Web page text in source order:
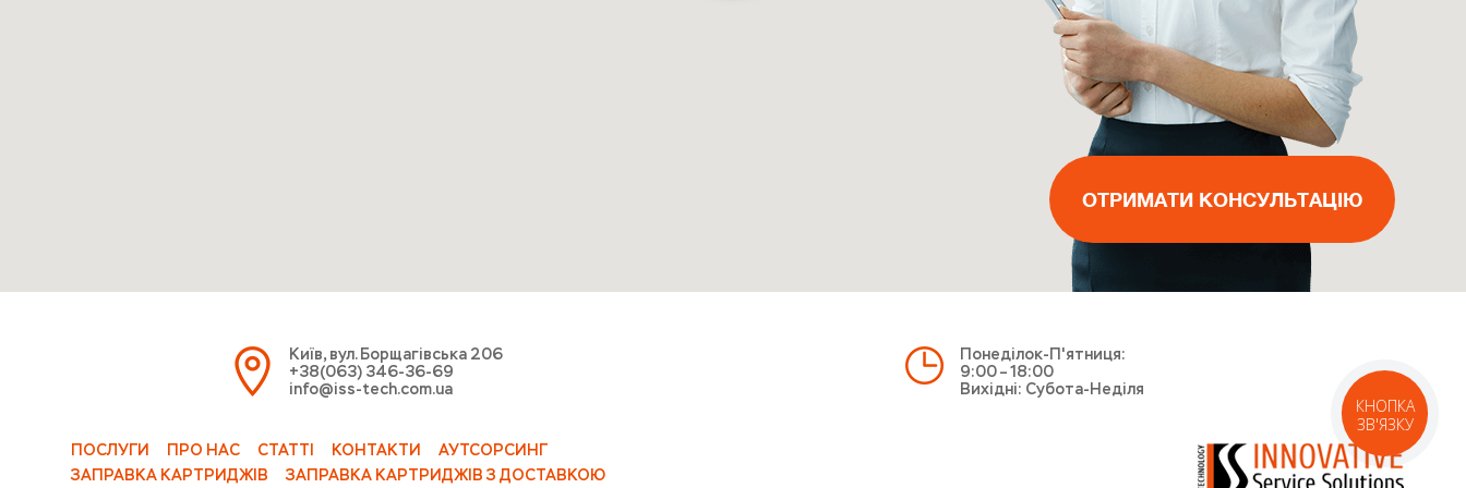
ОТРИМАТИ КОНСУЛЬТАЦІЮ
ВИКЛИКАТИ КУР'ЄРА
ВИКЛИКАТИ МАЙСТРА
ОТРИМАТИ КОНСУЛЬТАЦІЮ
ОТРИМАТИ КОНСУЛЬТАЦІЮ
Київ, вул. Борщагівська 206
+38(063) 346-36-69
info@iss-tech.com.ua
Понеділок-П'ятниця:
9:00 – 18:00
Вихідні: Субота-Неділя
ПОСЛУГИ ПРО НАС СТАТТІ КОНТАКТИ
АУТСОРСИНГ
ЗАПРАВКА КАРТРИДЖІВ
ЗАПРАВКА КАРТРИДЖІВ З ДОСТАВКОЮ
КНОПКА
ЗВ'ЯЗКУ